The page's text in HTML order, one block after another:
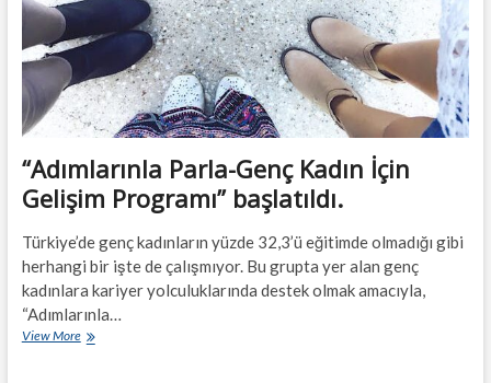
“Adımlarınla Parla-Genç Kadın İçin
Gelişim Programı” başlatıldı.
Türkiye’de genç kadınların yüzde 32,3’ü eğitimde olmadığı gibi
herhangi bir işte de çalışmıyor. Bu grupta yer alan genç
kadınlara kariyer yolculuklarında destek olmak amacıyla,
“Adımlarınla…
View More“Adımlarınla